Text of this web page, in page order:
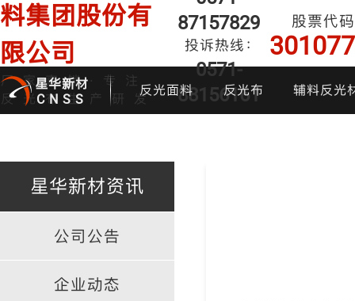
料集团股份有
限公司
厂家直销·专注
反光布生产研发
87157829
投诉热线：
0571-
88156161
股票代码
301077
星华新材
CNSS
反光面料 反光布 辅料反光
星华新材资讯
公司公告
企业动态